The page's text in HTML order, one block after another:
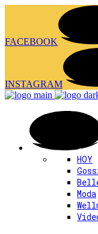
FACEBOOK
INSTAGRAM
HOY
Moda